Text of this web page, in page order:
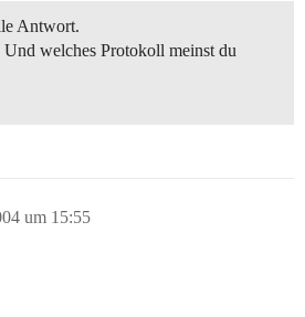
Antwort.
welches Protokoll meinst du
um 15:55